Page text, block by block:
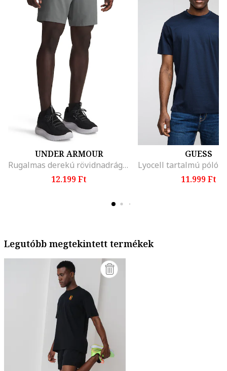
UNDER ARMOUR
Rugalmas derekú rövidnadrág, Világosszürke
12.199 Ft
GUESS
11.999 Ft
Legutóbb megtekintett termékek